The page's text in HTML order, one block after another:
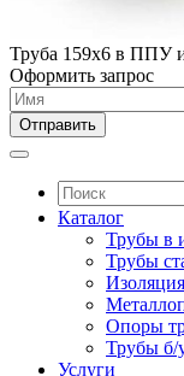
Труба 159х6 в ППУ
Оформить запрос
Поиск:
Каталог
Трубы в
Трубы
Опоры
Трубы б/
Услуги